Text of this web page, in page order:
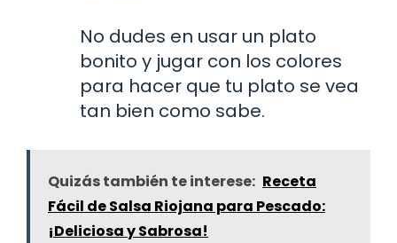
No dudes en usar un plato
bonito y jugar con los colores
para hacer que tu plato se vea
tan bien como sabe.
Quizás también te interese: Receta
Fácil de Salsa Riojana para Pescado:
¡Deliciosa y Sabrosa!